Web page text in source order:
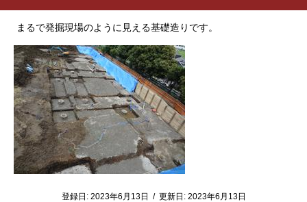
まるで発掘現場のように見える基礎造りです。
登録日: 2023年6月13日 / 更新日: 2023年6月13日